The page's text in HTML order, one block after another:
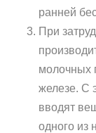
ранней
При
молочных
железе. С
вводят
одного из